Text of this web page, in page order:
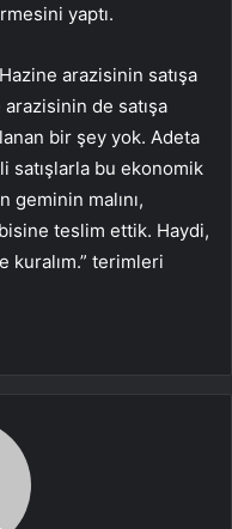
yaptı.
arazisinin satışa
de satışa
bir şey yok. Adeta
satışlarla bu ekonomik
geminin malını,
teslim ettik. Haydi,
kuralım.” terimleri